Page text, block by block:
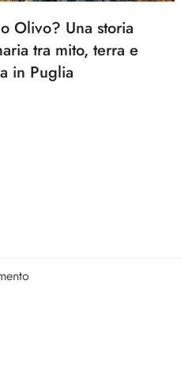
Olivo? Una storia
tra mito, terra e
in Puglia